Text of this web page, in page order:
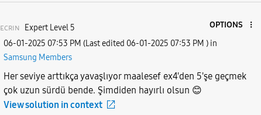
ᴇᴄʀɪɴ Expert Level 5
OPTIONS
‎06-01-2025 07:53 PM (Last edited ‎06-01-2025 07:53 PM ) in
Samsung Members
Her seviye arttıkça yavaşlıyor maalesef ex4'den 5'şe geçmek
çok uzun sürdü bende. Şimdiden hayırlı olsun 😊
View solution in context